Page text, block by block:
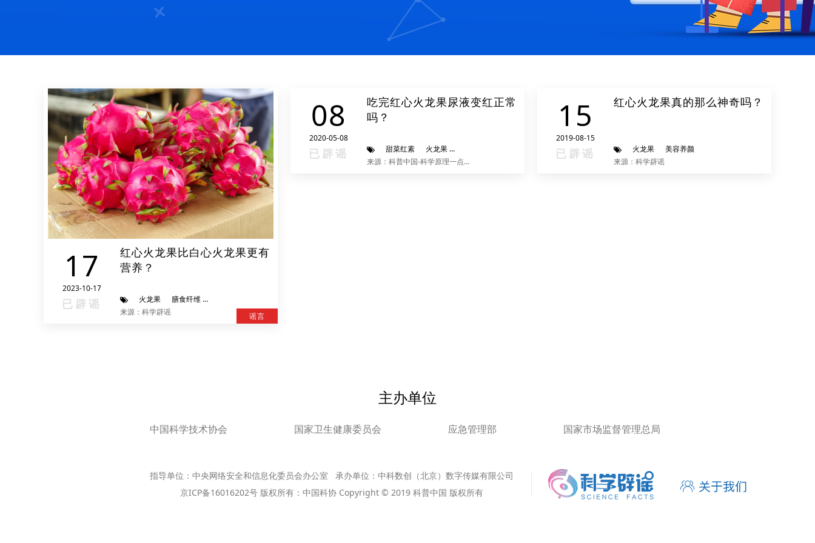
17
2023-10-17
已辟谣
红心火龙果比白心火龙果更有
营养？
火龙果 膳食纤维
来源：科学辟谣
谣言
08
2020-05-08
已辟谣
吃完红心火龙果尿液变红正常
吗？
甜菜红素 火龙果
来源：科普中国-科学原理一点通
15
2019-08-15
已辟谣
红心火龙果真的那么神奇吗？
火龙果
美容养颜
来源：科学辟谣
主办单位
中国科学技术协会 国家卫生健康委员会 应急管理部 国家市场监督管理总局
指导单位：中央网络安全和信息化委员会办公室 承办单位：中科数创（北京）数字传媒有限公司
京ICP备16016202号 版权所有：中国科协 Copyright © 2019 科普中国 版权所有